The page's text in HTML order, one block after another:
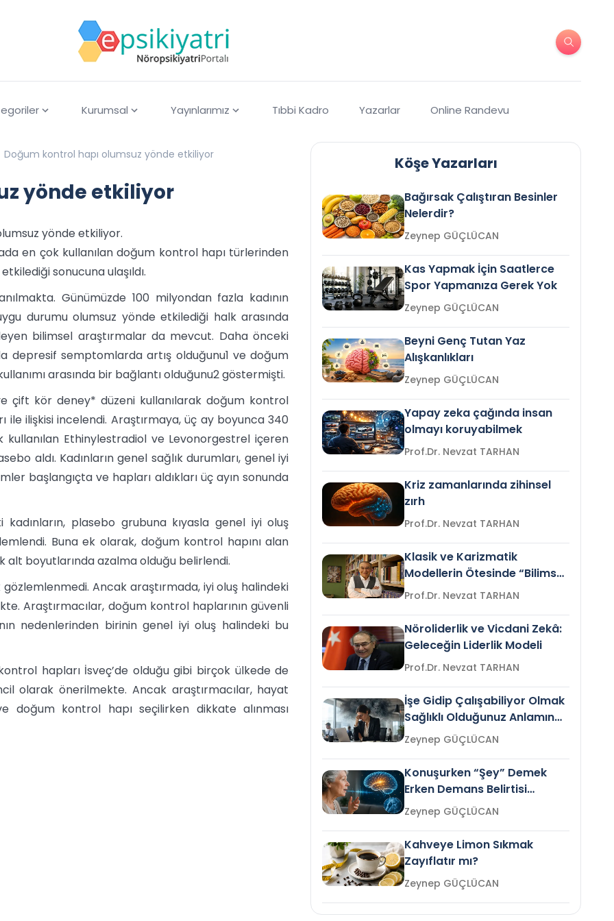
Kurumsal Yayınlarımız Tıbbi Kadro Yazarlar Online Randevu
Doğum kontrol hapı olumsuz yönde etkiliyor
yönde etkiliyor
yönde etkiliyor.
en çok kullanılan doğum kontrol hapı türlerinden
sonucuna ulaşıldı.
Günümüzde 100 milyondan fazla kadının
durumu olumsuz yönde etkilediği halk arasında
bilimsel araştırmalar da mevcut. Daha önceki
depresif semptomlarda artış olduğunu1 ve doğum
arasında bir bağlantı olduğunu2 göstermişti.
çift kör deney* düzeni kullanılarak doğum kontrol
ilişkisi incelendi. Araştırmaya, üç ay boyunca 340
kullanılan Ethinylestradiol ve Levonorgestrel içeren
aldı. Kadınların genel sağlık durumları, genel iyi
başlangıçta ve hapları aldıkları üç ayın sonunda
plasebo grubuna kıyasla genel iyi oluş
Buna ek olarak, doğum kontrol hapını alan
alt boyutlarında azalma olduğu belirlendi.
Ancak araştırmada, iyi oluş halindeki
Araştırmacılar, doğum kontrol haplarının güvenli
nedenlerinden birinin genel iyi oluş halindeki bu
hapları İsveç’de olduğu gibi birçok ülkede de
olarak önerilmekte. Ancak araştırmacılar, hayat
doğum kontrol hapı seçilirken dikkate alınması
Köşe Yazarları
Bağırsak Çalıştıran Besinler
Nelerdir?
Zeynep GÜÇLÜCAN
Kas Yapmak İçin Saatlerce
Spor Yapmanıza Gerek Yok
Zeynep GÜÇLÜCAN
Beyni Genç Tutan Yaz
Alışkanlıkları
Zeynep GÜÇLÜCAN
Yapay zeka çağında insan
olmayı koruyabilmek
Prof.Dr. Nevzat TARHAN
Kriz zamanlarında zihinsel
zırh
Prof.Dr. Nevzat TARHAN
Klasik ve Karizmatik
Modellerin Ötesinde “Bilimsel
Liderlik”
Prof.Dr. Nevzat TARHAN
Nöroliderlik ve Vicdani Zekâ:
Geleceğin Liderlik Modeli
Prof.Dr. Nevzat TARHAN
İşe Gidip Çalışabiliyor Olmak
Sağlıklı Olduğunuz Anlamına
Gelir mi?Zeynep GÜÇLÜCAN
Konuşurken “Şey” Demek
Erken Demans Belirtisi
Olabilir mi?Zeynep GÜÇLÜCAN
Kahveye Limon Sıkmak
Zayıflatır mı?
Zeynep GÜÇLÜCAN